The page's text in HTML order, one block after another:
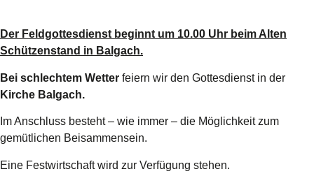
Der Feldgottesdienst beginnt um 10.00 Uhr beim Alten
Schützenstand in Balgach.
Bei schlechtem Wetter feiern wir den Gottesdienst in der
Kirche Balgach.
Im Anschluss besteht – wie immer – die Möglichkeit zum
gemütlichen Beisammensein.
Eine Festwirtschaft wird zur Verfügung stehen.